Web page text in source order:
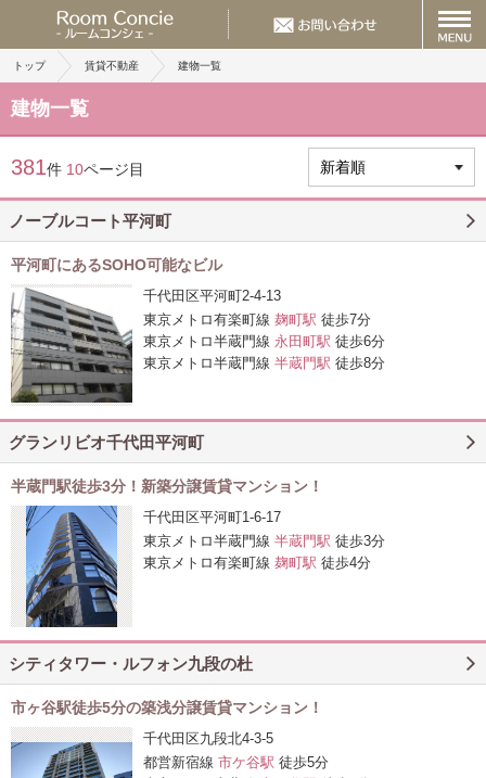
トップ 賃貸不動産 建物一覧
建物一覧
381件 10ページ目
ノーブルコート平河町
平河町にあるSOHO可能なビル
千代田区平河町2-4-13
東京メトロ有楽町線 麹町駅 徒歩7分
東京メトロ半蔵門線 永田町駅 徒歩6分
東京メトロ半蔵門線 半蔵門駅 徒歩8分
グランリビオ千代田平河町
半蔵門駅徒歩3分！新築分譲賃貸マンション！
千代田区平河町1-6-17
東京メトロ半蔵門線 半蔵門駅 徒歩3分
東京メトロ有楽町線 麹町駅 徒歩4分
シティタワー・ルフォン九段の杜
市ヶ谷駅徒歩5分の築浅分譲賃貸マンション！
千代田区九段北4-3-5
都営新宿線 市ケ谷駅 徒歩5分